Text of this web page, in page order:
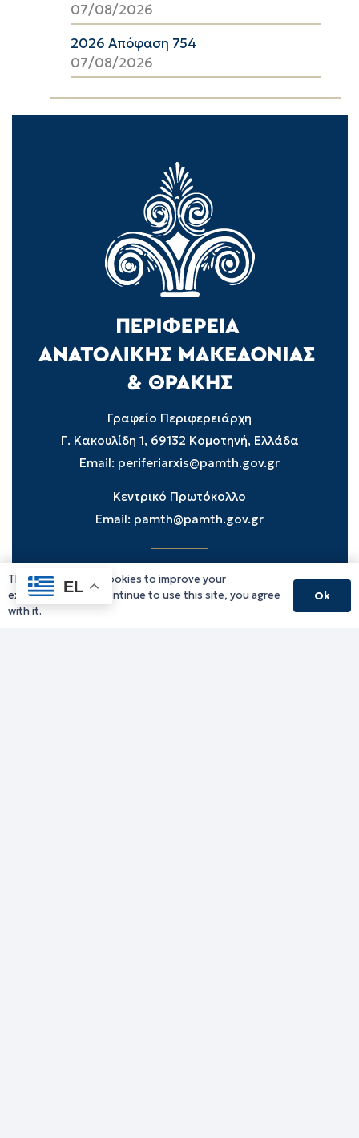
07/08/2026
2026 Απόφαση 754
07/08/2026
Γραφείο Περιφερειάρχη
Γ. Κακουλίδη 1, 69132 Κομοτηνή, Ελλάδα
Email: periferiarxis@pamth.gov.gr
Κεντρικό Πρωτόκολλο
Email: pamth@pamth.gov.gr
Υπηρεσίες Δράμας
Υπηρεσίες Καβάλας
EL
This website uses cookies to improve your
experience. If you continue to use this site, you agree
with it.
Ok